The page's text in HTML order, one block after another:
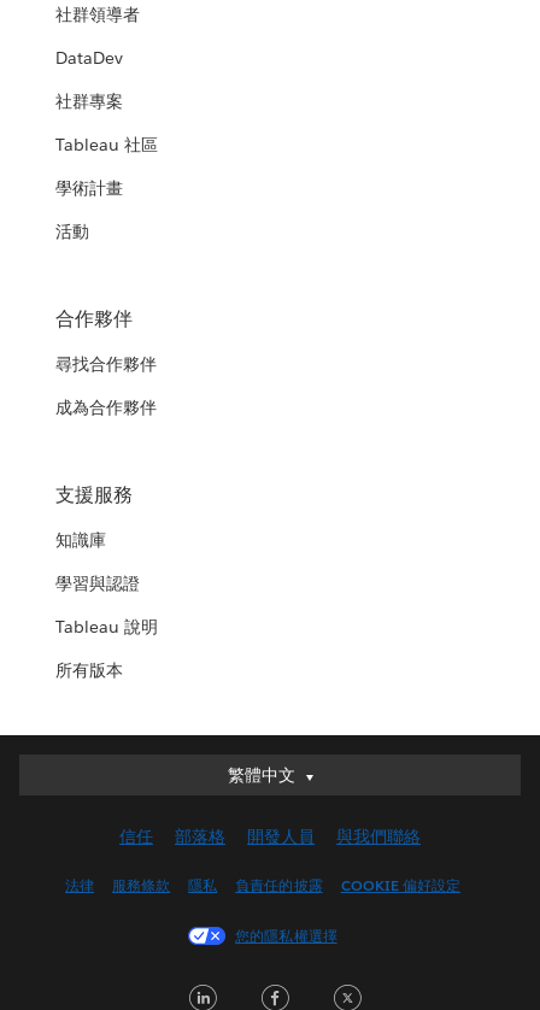
社群領導者
DataDev
社群專案
Tableau 社區
學術計畫
活動
合作夥伴
尋找合作夥伴
成為合作夥伴
支援服務
知識庫
學習與認證
Tableau 說明
所有版本
繁體中文
繁體中文
English (UK)
Français (Canada)
信任 部落格 開發人員 與我們聯絡
法律 服務條款 隱私 負責任的披露 COOKIE 偏好設定
您的隱私權選擇
LinkedInFacebook